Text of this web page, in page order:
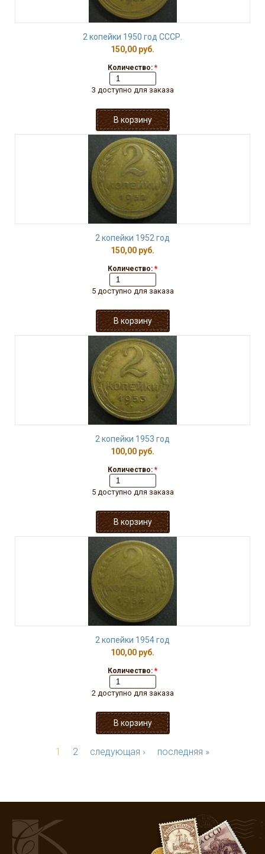
2 копейки 1950 год СССР.
150,00 руб.
Количество: *
3 доступно для заказа
2 копейки 1952 год
150,00 руб.
Количество: *
5 доступно для заказа
2 копейки 1953 год
100,00 руб.
Количество: *
5 доступно для заказа
2 копейки 1954 год
100,00 руб.
Количество: *
2 доступно для заказа
1 2 следующая › последняя »